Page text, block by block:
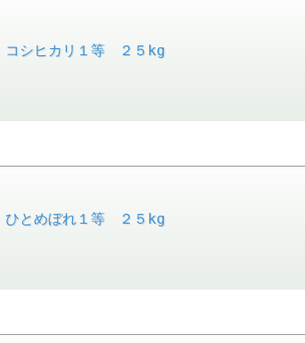
コシヒカリ１等 ２５kg
ひとめぼれ１等 ２５kg